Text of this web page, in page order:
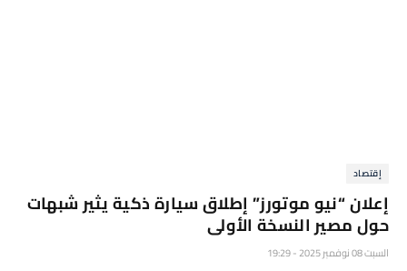
إقتصاد
إعلان “نيو موتورز” إطلاق سيارة ذكية يثير شبهات
حول مصير النسخة الأولى
السبت 08 نوفمبر 2025 - 19:29